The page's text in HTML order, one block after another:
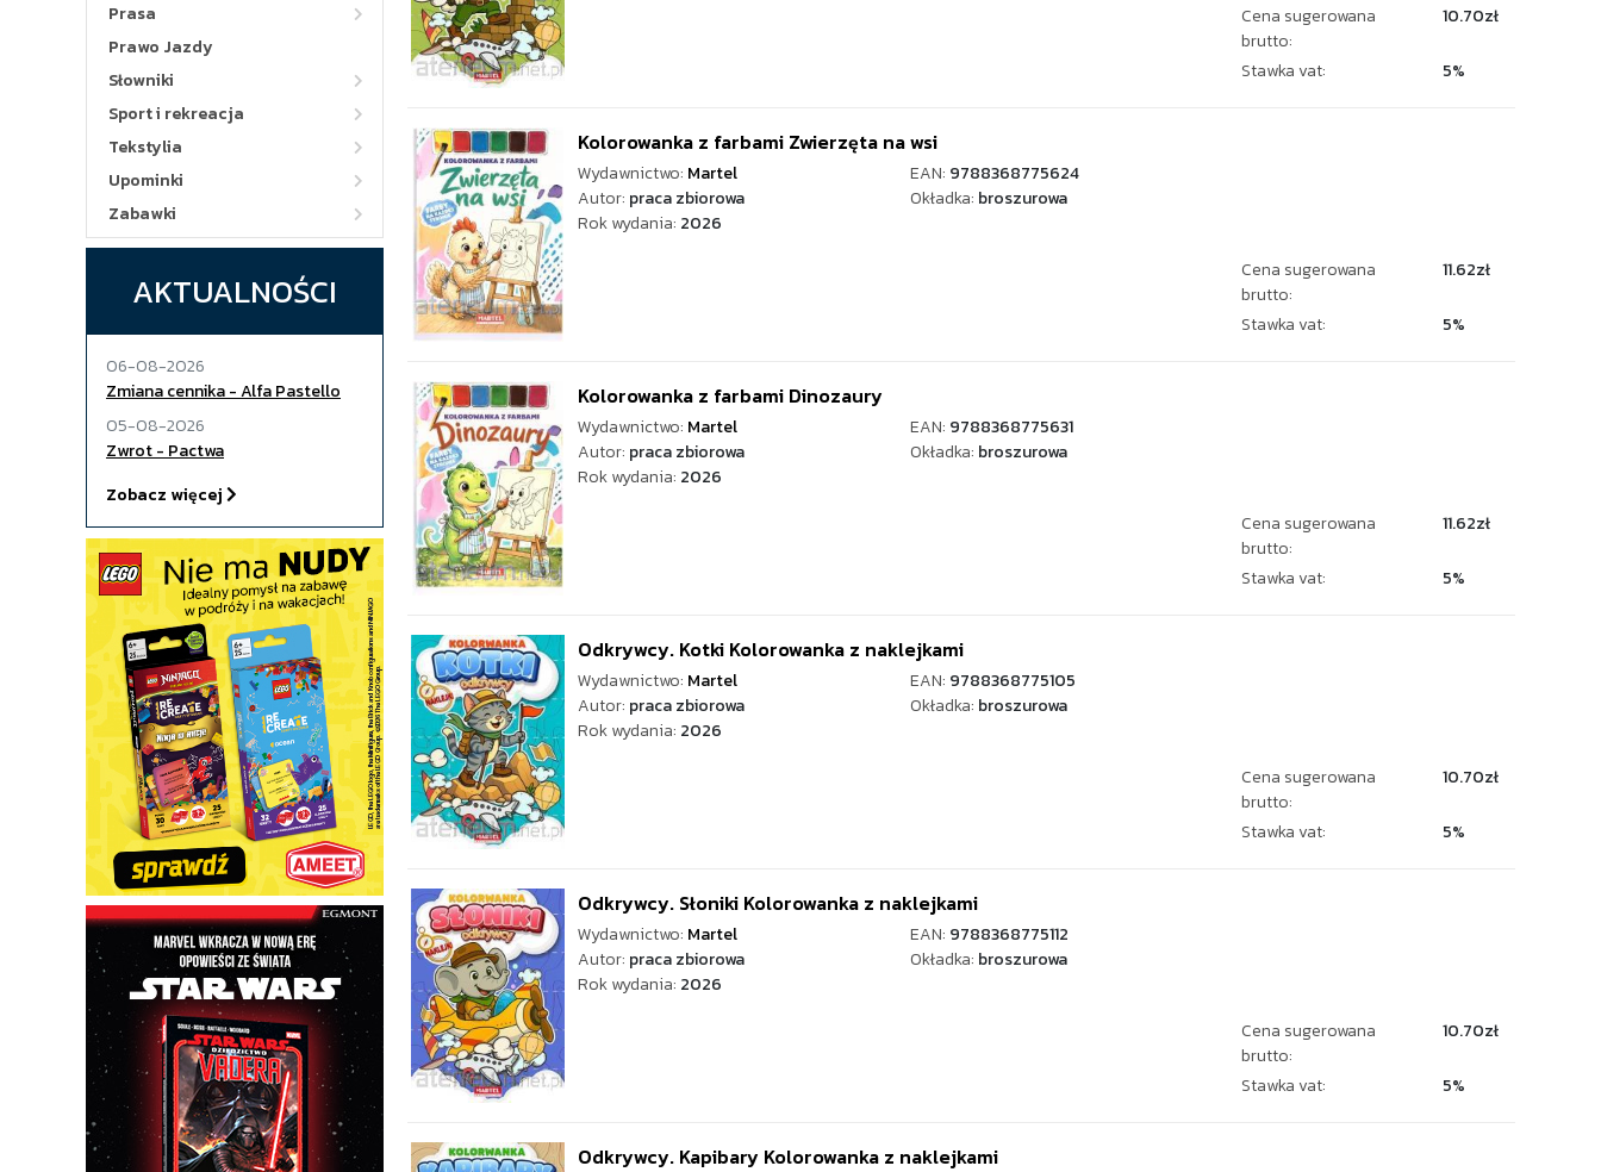
Prasa
Prawo Jazdy
Słowniki
Sport i rekreacja
Tekstylia
Upominki
Zabawki
AKTUALNOŚCI
06-08-2026
Zmiana cennika - Alfa Pastello
05-08-2026
Zwrot - Pactwa
Zobacz więcej
Cena sugerowana
brutto:
10.70zł
Stawka vat: 5%
Kolorowanka z farbami Zwierzęta na wsi
Wydawnictwo: Martel EAN: 9788368775624
Autor: praca zbiorowa Okładka: broszurowa
Rok wydania: 2026
Cena sugerowana
brutto:
11.62zł
Stawka vat: 5%
Kolorowanka z farbami Dinozaury
Wydawnictwo: Martel EAN: 9788368775631
Autor: praca zbiorowa Okładka: broszurowa
Rok wydania: 2026
Cena sugerowana
brutto:
11.62zł
Stawka vat: 5%
Odkrywcy. Kotki Kolorowanka z naklejkami
Wydawnictwo: Martel EAN: 9788368775105
Autor: praca zbiorowa Okładka: broszurowa
Rok wydania: 2026
Cena sugerowana
brutto:
10.70zł
Stawka vat: 5%
Odkrywcy. Słoniki Kolorowanka z naklejkami
Wydawnictwo: Martel EAN: 9788368775112
Autor: praca zbiorowa Okładka: broszurowa
Rok wydania: 2026
Cena sugerowana
brutto:
10.70zł
Stawka vat: 5%
Odkrywcy. Kapibary Kolorowanka z naklejkami